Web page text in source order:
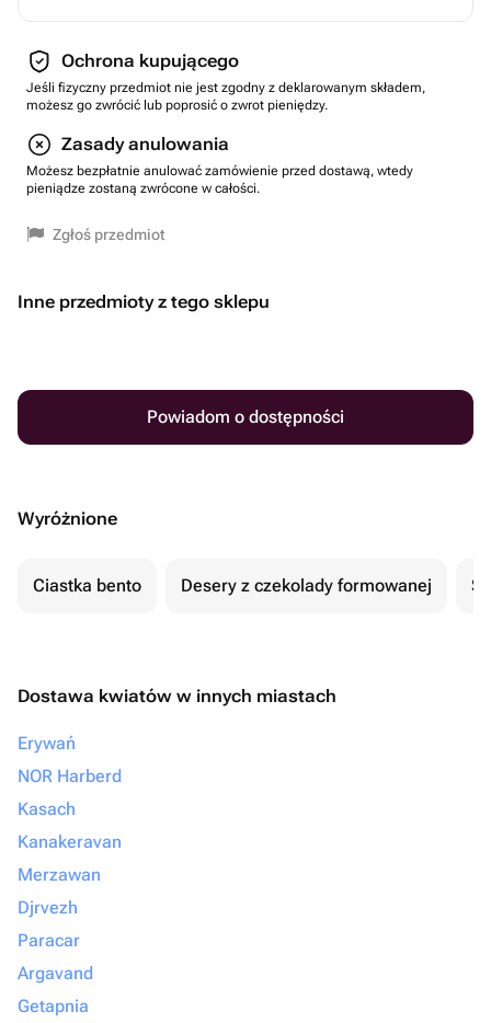
Ochrona kupującego
Jeśli fizyczny przedmiot nie jest zgodny z deklarowanym składem,
możesz go zwrócić lub poprosić o zwrot pieniędzy.
Zasady anulowania
Możesz bezpłatnie anulować zamówienie przed dostawą, wtedy
pieniądze zostaną zwrócone w całości.
Zgłoś przedmiot
Inne przedmioty z tego sklepu
Powiadom o dostępności
Wyróżnione
Ciastka bento Desery z czekolady formowanej
Dostawa kwiatów w innych miastach
Erywań
NOR Harberd
Kasach
Kanakeravan
Merzawan
Djrvezh
Paracar
Argavand
Getapnia